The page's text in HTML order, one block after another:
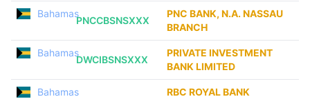
Bahamas
PNCCBSNSXXX
PNC BANK, N.A. NASSAU
BRANCH
Bahamas
DWCIBSNSXXX
PRIVATE INVESTMENT
BANK LIMITED
Bahamas
RBC ROYAL BANK